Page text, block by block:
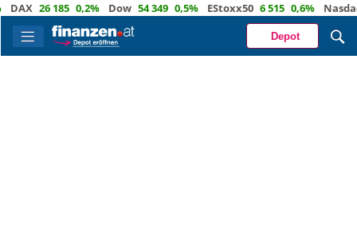
26 185 0,2% Dow 54 349 0,5% EStoxx50 6 515 0,6% Nasdaq
Depot